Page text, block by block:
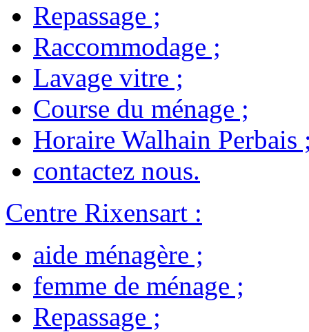
Repassage ;
Raccommodage ;
Lavage vitre ;
Course du ménage ;
Horaire Walhain Perbais
contactez nous.
Centre Rixensart :
aide ménagère ;
femme de ménage ;
Repassage ;